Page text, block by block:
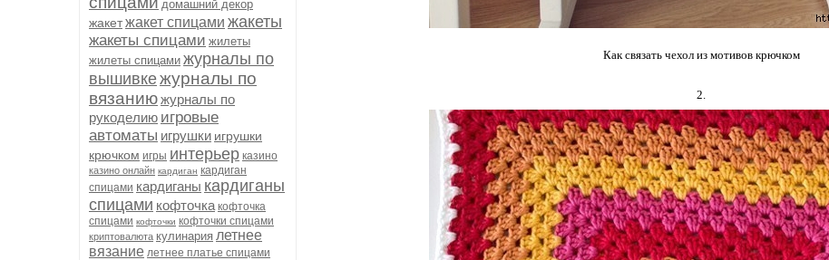
домашний декор
жакетжакет спицами жакеты
жакеты спицами жилеты
жилеты спицами журналы по
вышивкежурналы по
вязаниюжурналы по
рукоделию игровые
автоматы игрушки игрушки
крючком игры интерьер казино
казино онлайн кардиган кардиган
спицами кардиганы кардиганы
спицами кофточка кофточка
спицами кофточки кофточки спицами
криптовалюта кулинария летнее
вязание летнее платье спицами
Как связать чехол из мотивов крючком
2.